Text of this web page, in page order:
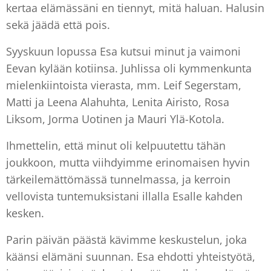
kertaa elämässäni en tiennyt, mitä haluan. Halusin
sekä jäädä että pois.
Syyskuun lopussa Esa kutsui minut ja vaimoni
Eevan kylään kotiinsa. Juhlissa oli kymmenkunta
mielenkiintoista vierasta, mm. Leif Segerstam,
Matti ja Leena Alahuhta, Lenita Airisto, Rosa
Liksom, Jorma Uotinen ja Mauri Ylä-Kotola.
Ihmettelin, että minut oli kelpuutettu tähän
joukkoon, mutta viihdyimme erinomaisen hyvin
tärkeilemättömässä tunnelmassa, ja kerroin
vellovista tuntemuksistani illalla Esalle kahden
kesken.
Parin päivän päästä kävimme keskustelun, joka
käänsi elämäni suunnan. Esa ehdotti yhteistyötä,